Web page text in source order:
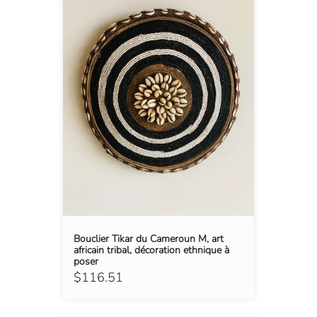
$116.51
Bouclier Tikar du Cameroun M, art
africain tribal, décoration ethnique à
poser